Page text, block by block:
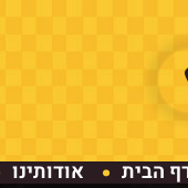
הבית אודותינו